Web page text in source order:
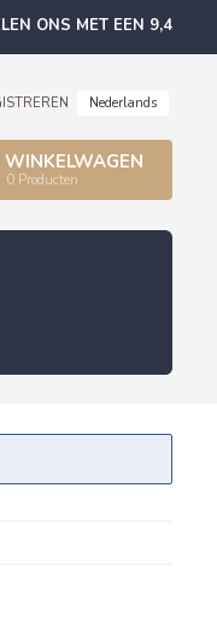
ONS MET EEN 9,4
Nederlands
WINKELWAGEN
0 Producten